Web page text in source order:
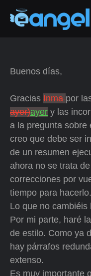
Buenos días,
Gracias Inmapor
ayer)ayer y las
a la pregunta sobre
creo que debe ser
de un resumen
ahora no se trata
correcciones por
tiempo para hacerlo.
Lo que no cambiéis
Por mi parte, haré
de estilo. Como ya
hay párrafos
extenso.
Es muy importante